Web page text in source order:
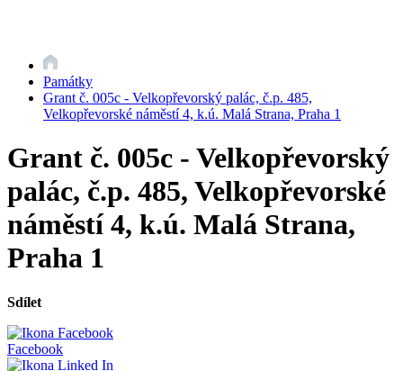
Památky
Grant č. 005c - Velkopřevorský palác, č.p. 485,
Velkopřevorské náměstí 4, k.ú. Malá Strana, Praha 1
Grant č. 005c - Velkopřevorský
palác, č.p. 485, Velkopřevorské
náměstí 4, k.ú. Malá Strana,
Praha 1
Sdílet
Facebook